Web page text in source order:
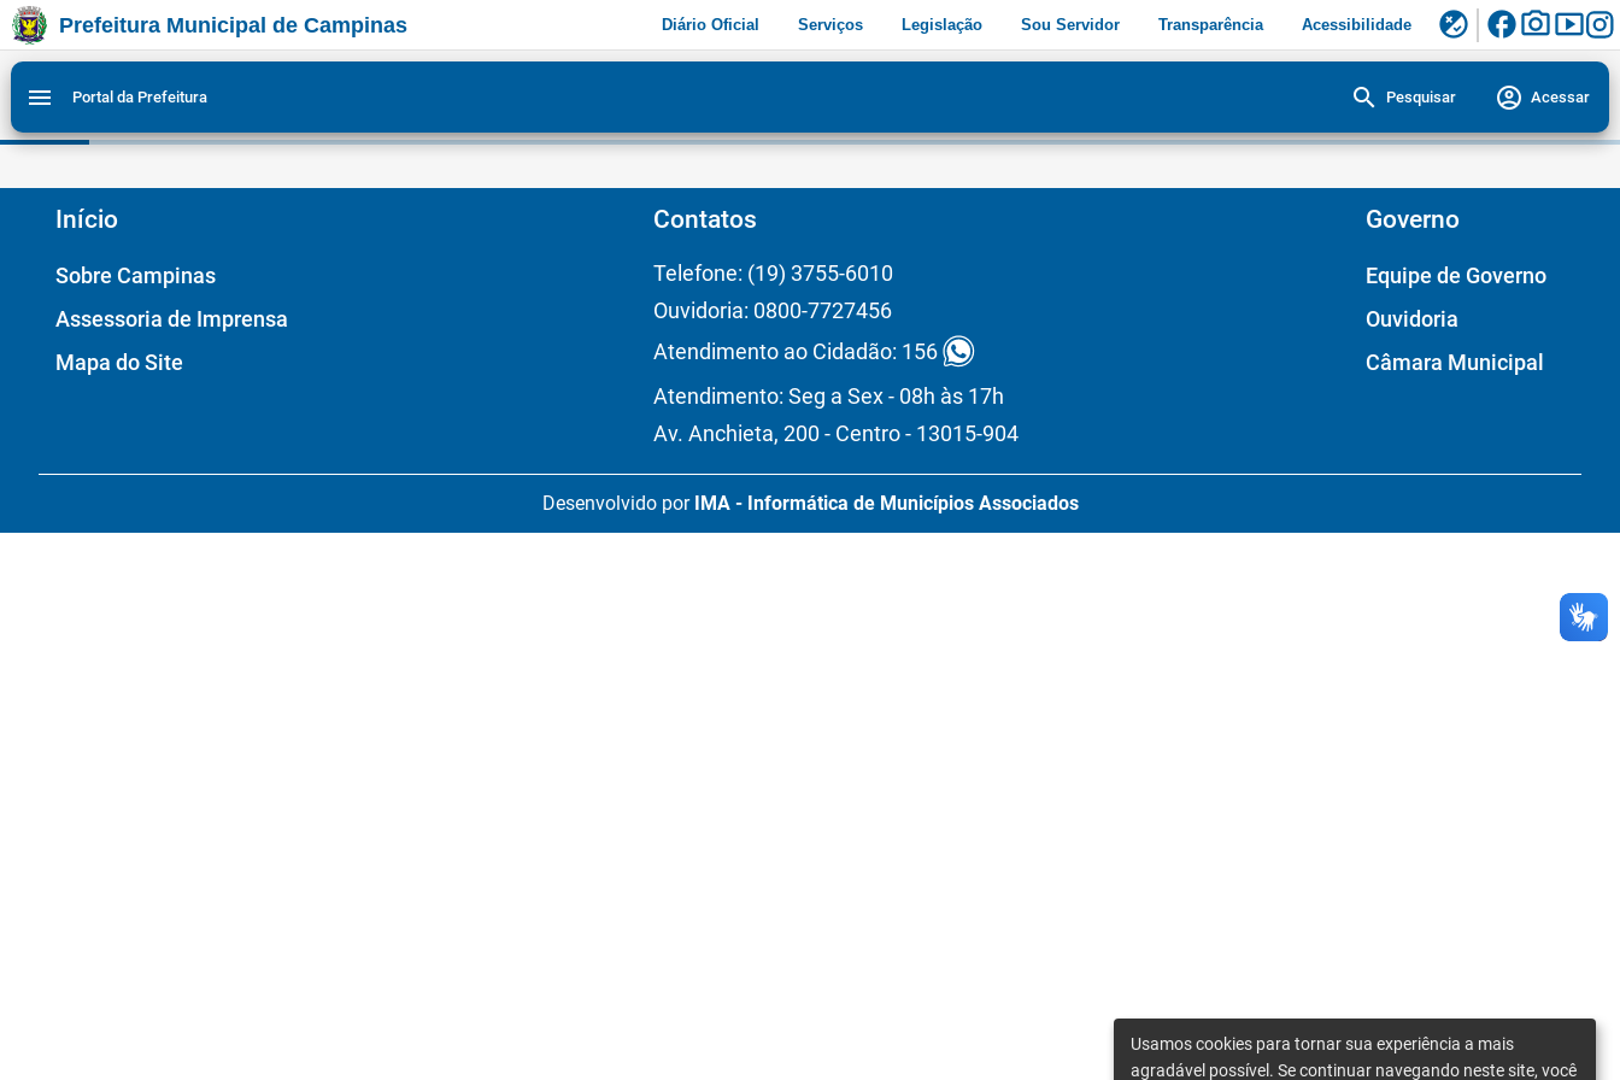
Ir para conteudo 1
Ir para menu do site da Prefeitura de Campinas
Ligar/Desligar contraste visual de tela para acessibilidade
Prefeitura Municipal de Campinas Diário Oficial Serviços Legislação Sou Servidor Transparência Acessibilidade flaky facebookphoto_camerasmart_display
menu Portal da Prefeitura search Pesquisar account_circle Acessar
Início
Sobre Campinas
Assessoria de Imprensa
Mapa do Site
Contatos
Telefone: (19) 3755-6010
Ouvidoria: 0800-7727456
Atendimento ao Cidadão: 156
Atendimento: Seg a Sex - 08h às 17h
Av. Anchieta, 200 - Centro - 13015-904
Governo
Equipe de Governo
Ouvidoria
Câmara Municipal
Desenvolvido por IMA - Informática de Municípios Associados
Usamos cookies para tornar sua experiência a mais
agradável possível. Se continuar navegando neste site, você